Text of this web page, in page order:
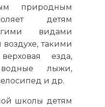
природным
детям
видами
воздухе, такими
езда,
лыжи,
и др.
школы детям